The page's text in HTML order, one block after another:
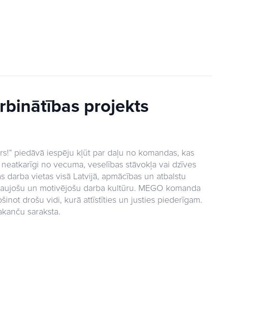
projekts
piedāvā iespēju kļūt par daļu no komandas, kas
no vecuma, veselības stāvokļa vai dzīves
darba vietas visā Latvijā, apmācības un atbalstu
un motivējošu darba kultūru. MEGO komanda
drošu vidi, kurā attīstīties un justies piederīgam.
saraksta.